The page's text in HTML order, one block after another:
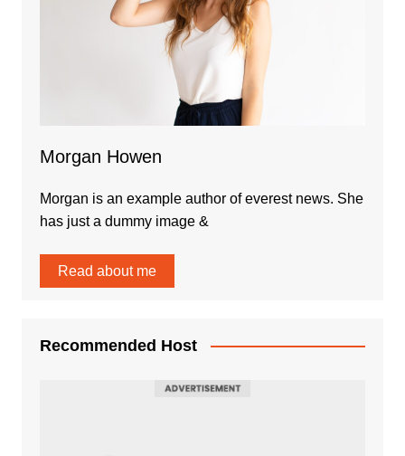
Morgan Howen
Morgan is an example author of everest news. She
has just a dummy image &
Read about me
Recommended Host